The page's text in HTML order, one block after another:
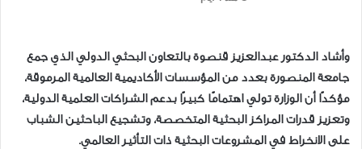
وأشاد الدكتور عبدالعزيز قنصوة بالتعاون البحثي الدولي الذي جمع
جامعة المنصورة بعدد من المؤسسات الأكاديمية العالمية المرموقة،
مؤكدًا أن الوزارة تولي اهتمامًا كبيرًا بدعم الشراكات العلمية الدولية،
وتعزيز قدرات المراكز البحثية المتخصصة، وتشجيع الباحثين الشباب
على الانخراط في المشروعات البحثية ذات التأثير العالمي.